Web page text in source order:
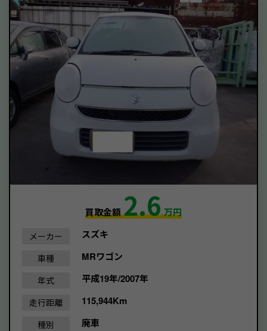
買取金額2.6万円
メーカー スズキ
車種 MRワゴン
年式 平成19年/2007年
走行距離 115,944Km
種別 廃車